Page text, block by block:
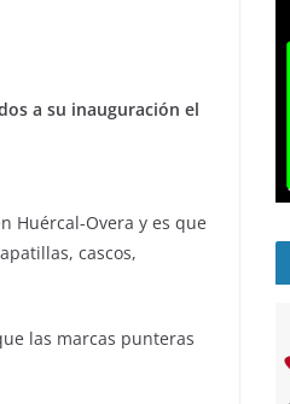
a su inauguración el
Huércal-Overa y es que
cascos,
las marcas punteras